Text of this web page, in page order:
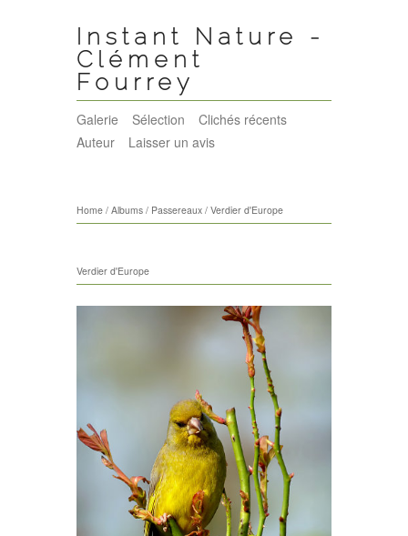
Instant Nature -
Clément
Fourrey
Galerie Sélection
Clichés récents
Auteur
Laisser un avis
Home / Albums / Passereaux / Verdier d'Europe
Verdier d'Europe